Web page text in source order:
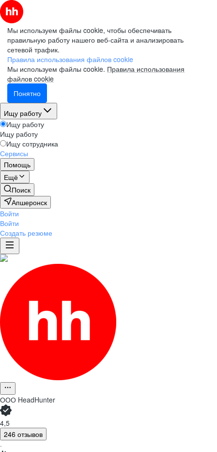
Мы используем файлы cookie, чтобы обеспечивать
правильную работу нашего веб-сайта и анализировать
сетевой трафик.
Правила использования файлов cookie
Мы используем файлы cookie. Правила использования
файлов cookie
Понятно
Ищу работу
Ищу работу
Ищу работу
Ищу сотрудника
Сервисы
Помощь
Ещё
Поиск
Апшеронск
Войти
Войти
Создать резюме
ООО HeadHunter
4,5
246 отзывов
·